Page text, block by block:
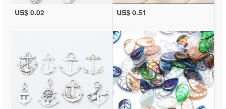
US$ 0.02 US$ 0.51